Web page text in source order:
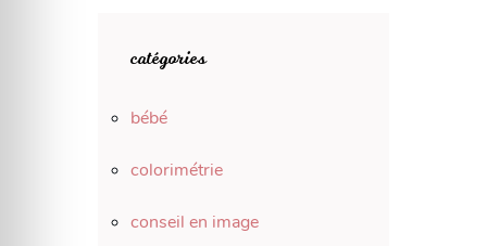
catégories
bébé
colorimétrie
conseil en image